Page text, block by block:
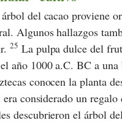
del cacao proviene
Algunos hallazgos
25 La pulpa dulce del
año 1000 a.C. BC a una
conocen la planta
considerado un regalo
descubrieron el árbol